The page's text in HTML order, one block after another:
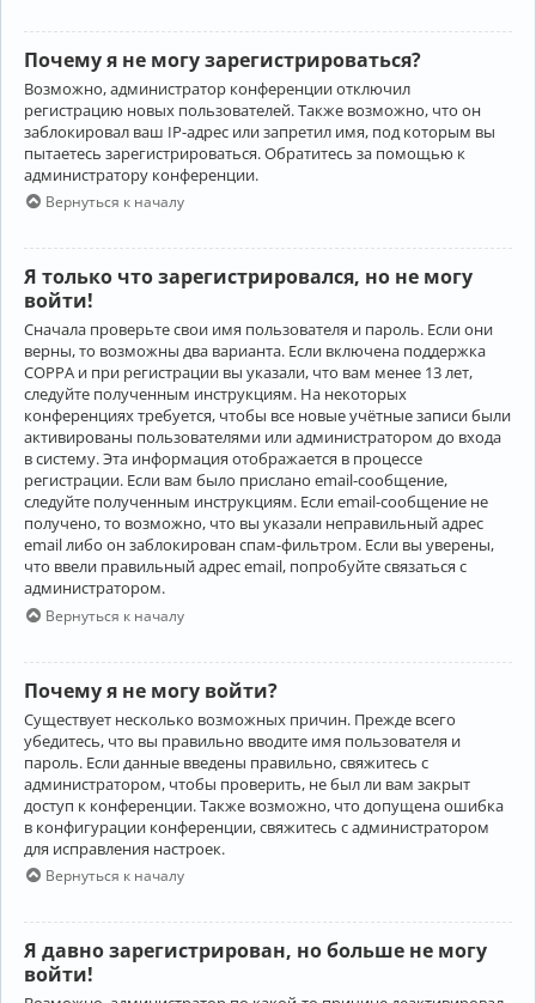
Почему я не могу зарегистрироваться?
Возможно, администратор конференции отключил
регистрацию новых пользователей. Также возможно, что он
заблокировал ваш IP-адрес или запретил имя, под которым вы
пытаетесь зарегистрироваться. Обратитесь за помощью к
администратору конференции.
Вернуться к началу
Я только что зарегистрировался, но не могу
войти!
Сначала проверьте свои имя пользователя и пароль. Если они
верны, то возможны два варианта. Если включена поддержка
COPPA и при регистрации вы указали, что вам менее 13 лет,
следуйте полученным инструкциям. На некоторых
конференциях требуется, чтобы все новые учётные записи были
активированы пользователями или администратором до входа
в систему. Эта информация отображается в процессе
регистрации. Если вам было прислано email-сообщение,
следуйте полученным инструкциям. Если email-сообщение не
получено, то возможно, что вы указали неправильный адрес
email либо он заблокирован спам-фильтром. Если вы уверены,
что ввели правильный адрес email, попробуйте связаться с
администратором.
Вернуться к началу
Почему я не могу войти?
Существует несколько возможных причин. Прежде всего
убедитесь, что вы правильно вводите имя пользователя и
пароль. Если данные введены правильно, свяжитесь с
администратором, чтобы проверить, не был ли вам закрыт
доступ к конференции. Также возможно, что допущена ошибка
в конфигурации конференции, свяжитесь с администратором
для исправления настроек.
Вернуться к началу
Я давно зарегистрирован, но больше не могу
войти!